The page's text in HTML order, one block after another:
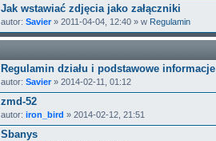
Jak wstawiać zdjęcia jako załączniki
autor: Savier» 2011-04-04, 12:40 » w Regulamin
Regulamin działu i podstawowe informacje
autor: Savier» 2014-02-11, 01:12
zmd-52
autor: iron_bird » 2014-02-12, 21:51
Sbanys